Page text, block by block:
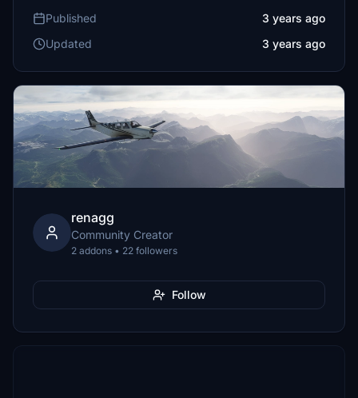
Published
3 years ago
Updated
3 years ago
renagg
Community Creator
2 addons • 22 followers
Follow